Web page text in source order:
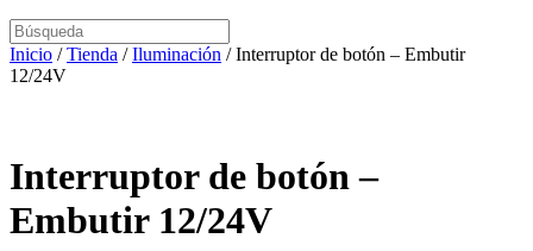
Inicio /Tienda /Iluminación / Interruptor de botón – Embutir
12/24V
Interruptor de botón –
Embutir 12/24V